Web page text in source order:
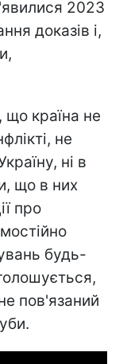
2023
доказів і,
що країна не
не
ні в
що в них
про
будь-
пов'язаний